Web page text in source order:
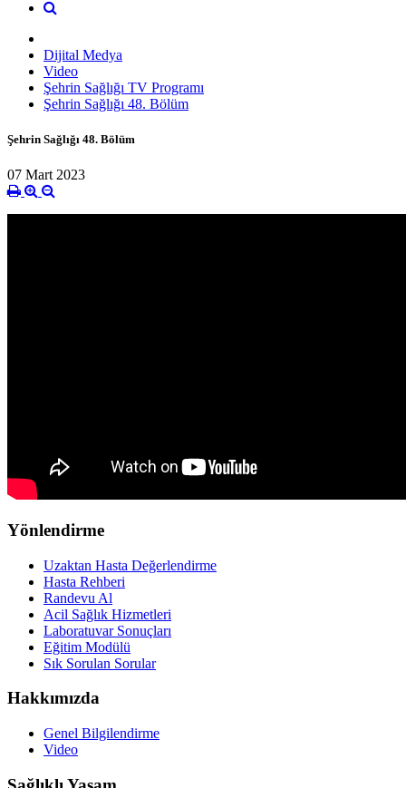
Dijital Medya
Video
Şehrin Sağlığı TV Programı
Şehrin Sağlığı 48. Bölüm
Şehrin Sağlığı 48. Bölüm
07 Mart 2023
Yönlendirme
Uzaktan Hasta Değerlendirme
Hasta Rehberi
Randevu Al
Acil Sağlık Hizmetleri
Laboratuvar Sonuçları
Eğitim Modülü
Sık Sorulan Sorular
Hakkımızda
Genel Bilgilendirme
Video